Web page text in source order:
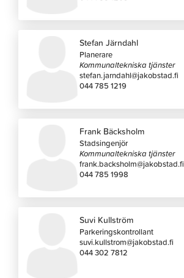
Stefan Järndahl
Planerare
Kommunaltekniska tjänster
stefan.jarndahl@jakobstad.fi
044 785 1219
Frank Bäcksholm
Stadsingenjör
Kommunaltekniska tjänster
frank.backsholm@jakobstad.fi
044 785 1998
Suvi Kullström
Parkeringskontrollant
suvi.kullstrom@jakobstad.fi
044 302 7812